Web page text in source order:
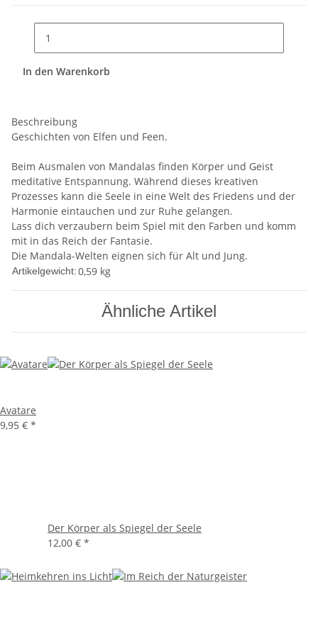
In den Warenkorb
Beschreibung
Geschichten von Elfen und Feen.
Beim Ausmalen von Mandalas finden Körper und Geist
meditative Entspannung. Während dieses kreativen
Prozesses kann die Seele in eine Welt des Friedens und der
Harmonie eintauchen und zur Ruhe gelangen.
Lass dich verzaubern beim Spiel mit den Farben und komm
mit in das Reich der Fantasie.
Die Mandala-Welten eignen sich für Alt und Jung.
Artikelgewicht:0,59 kg
Ähnliche Artikel
Avatare
9,95 € *
Der Körper als Spiegel der Seele
12,00 € *